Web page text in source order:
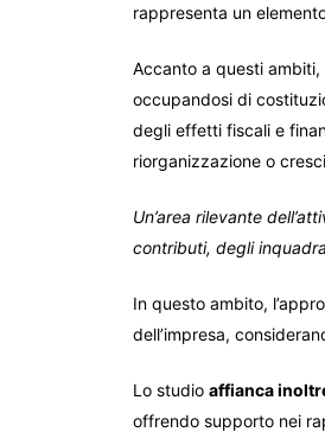
rappresenta un
Accanto a questi ambiti,
occupandosi di
degli effetti fiscali e
riorganizzazione o
Un’area rilevante
contributi, degli
In questo ambito,
dell’impresa,
Lo studio affianca
offrendo supporto nei